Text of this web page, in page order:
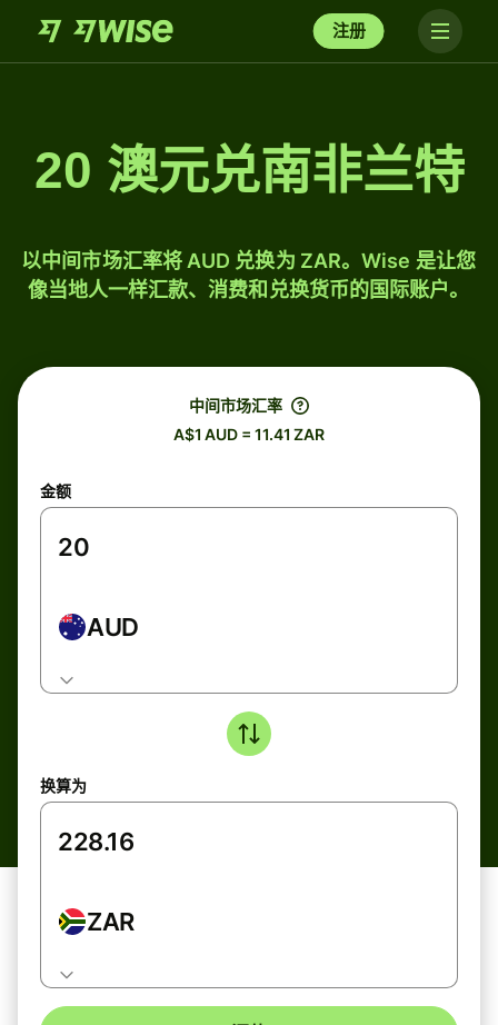
注册
20 澳元兑南非兰特
以中间市场汇率将 AUD 兑换为 ZAR。Wise 是让您
像当地人一样汇款、消费和兑换货币的国际账户。
中间市场汇率
A$1 AUD = 11.41 ZAR
金额
AUD
换算为
ZAR